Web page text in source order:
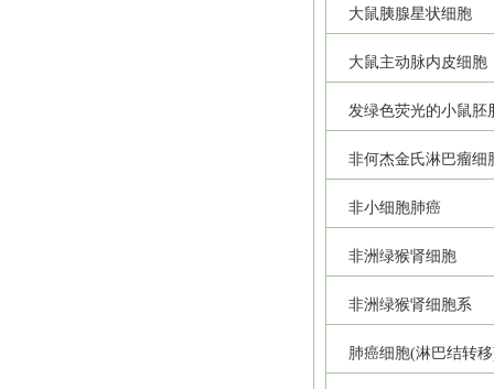
大鼠胰腺星状细胞
大鼠主动脉内皮细胞
发绿色荧光的小鼠胚
非何杰金氏淋巴瘤细
非小细胞肺癌
非洲绿猴肾细胞
非洲绿猴肾细胞系
肺癌细胞(淋巴结转